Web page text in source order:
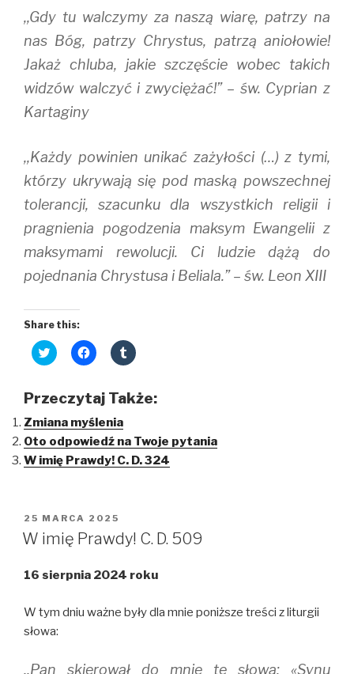
,,Gdy tu walczymy za naszą wiarę, patrzy na
nas Bóg, patrzy Chrystus, patrzą aniołowie!
Jakaż chluba, jakie szczęście wobec takich
widzów walczyć i zwyciężać!” – św. Cyprian z
Kartaginy
,,Każdy powinien unikać zażyłości (…) z tymi,
którzy ukrywają się pod maską powszechnej
tolerancji, szacunku dla wszystkich religii i
pragnienia pogodzenia maksym Ewangelii z
maksymami rewolucji. Ci ludzie dążą do
pojednania Chrystusa i Beliala.” – św. Leon XIII
Share this:
C
l
t
s
h
a
r
e
i
t
t
e
O
n
s
i
n
w
C
l
t
s
h
a
r
e
c
e
b
o
e
n
e
C
l
t
a
r
e
l
r
p
s
i
w
Przeczytaj Także:
Zmiana myślenia
Oto odpowiedź na Twoje pytania
W imię Prawdy! C. D. 324
OPUBLIKOWANE
W
25 MARCA 2025
W imię Prawdy! C. D. 509
16 sierpnia 2024 roku
W tym dniu ważne były dla mnie poniższe treści z liturgii
słowa:
,,Pan skierował do mnie te słowa: «Synu